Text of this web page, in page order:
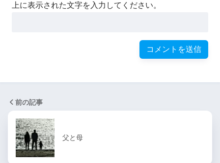
上に表示された文字を入力してください。
前の記事
父と母